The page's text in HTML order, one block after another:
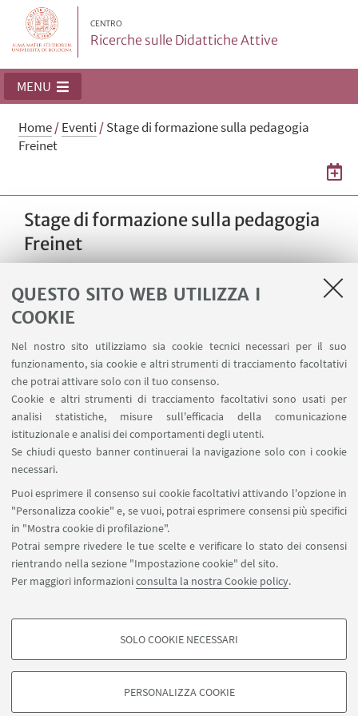
QUESTO SITO WEB UTILIZZA I
COOKIE
Nel nostro sito utilizziamo sia cookie tecnici necessari per il suo
funzionamento, sia cookie e altri strumenti di tracciamento facoltativi
che potrai attivare solo con il tuo consenso.
Cookie e altri strumenti di tracciamento facoltativi sono usati per
analisi statistiche, misure sull'efficacia della comunicazione
istituzionale e analisi dei comportamenti degli utenti.
Se chiudi questo banner continuerai la navigazione solo con i cookie
necessari.
Puoi esprimere il consenso sui cookie facoltativi attivando l'opzione in
"Personalizza cookie" e, se vuoi, potrai esprimere consensi più specifici
in "Mostra cookie di profilazione".
Potrai sempre rivedere le tue scelte e verificare lo stato dei consensi
rientrando nella sezione "Impostazione cookie" del sito.
Per maggiori informazioniconsulta la nostra Cookie policy.
COOKIE DI PROFILAZIONE - FACOLTATIVI
degli utenti, creare profili in base al loro comportamento sul sito, per analisi
di marketing.
SOLO COOKIE NECESSARI
PERSONALIZZA COOKIE
CENTRO
Ricerche sulle Didattiche Attive
MENU
Home/Eventi /Stage di formazione sulla pedagogia
Freinet
Stage di formazione sulla pedagogia
Freinet
Stage sulla pedagogia Freinet organizzato dal
Dipartimento delle pedagogie attive, in
collaborazione con il Dipartimento di Scienze
Didattiche attive.
DATA: 03SETTEMBRE-05SETTEMBRE2025
dalle 15:00 alle 13:00
LUOGO:Dipartimento di Scienze dell’Educazione
Via Filippo Re, 6 – Bologna
IN EVIDENZA
Informazioni sullo stage